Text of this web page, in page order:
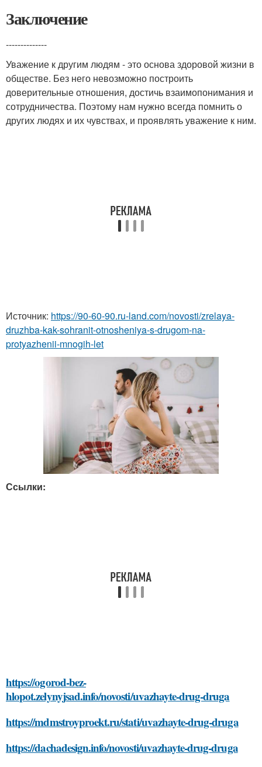
Заключение
--------------
Уважение к другим людям - это основа здоровой жизни в
обществе. Без него невозможно построить
доверительные отношения, достичь взаимопонимания и
сотрудничества. Поэтому нам нужно всегда помнить о
других людях и их чувствах, и проявлять уважение к ним.
Источник: https://90-60-90.ru-land.com/novosti/zrelaya-
druzhba-kak-sohranit-otnosheniya-s-drugom-na-
protyazhenii-mnogih-let
Ссылки:
https://ogorod-bez-
hlopot.zelynyjsad.info/novosti/uvazhayte-drug-druga
https://mdmstroyproekt.ru/stati/uvazhayte-drug-druga
https://dachadesign.info/novosti/uvazhayte-drug-druga